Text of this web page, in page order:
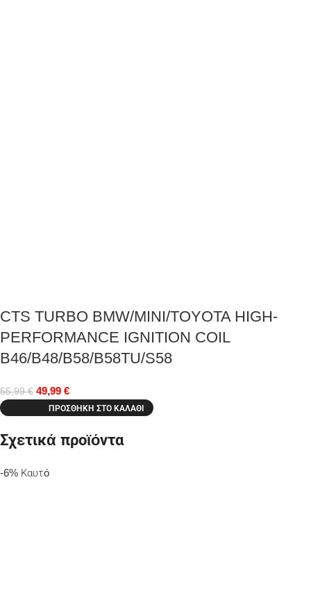
CTS TURBO BMW/MINI/TOYOTA HIGH-
PERFORMANCE IGNITION COIL
B46/B48/B58/B58TU/S58
55,99€ 49,99 €
ΠΡΟΣΘΉΚΗ ΣΤΟ ΚΑΛΆΘΙ
Σχετικά προϊόντα
-6% Καυτό